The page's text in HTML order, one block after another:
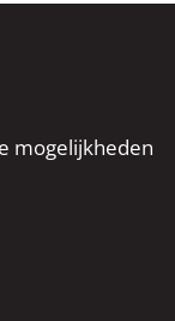
mogelijkheden